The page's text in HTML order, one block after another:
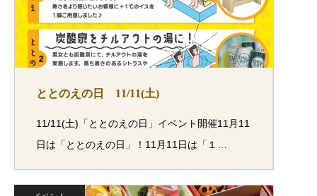
ととのえの日 11/11(土)
11/11(土)「ととのえの日」イベント開催11月11
日は「ととのえの日」！11月11日は「１…